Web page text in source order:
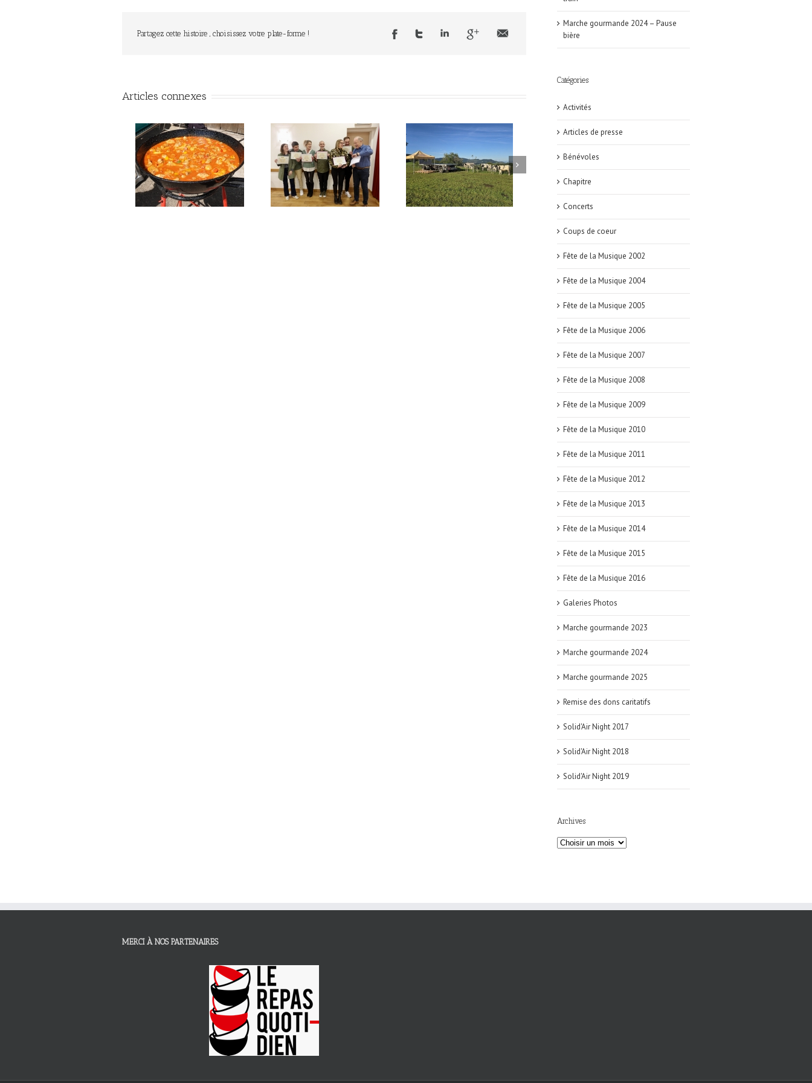
Partagez cette histoire , choisissez votre plate-forme !
Articles connexes
Marche gourmande 2024 – Pause
bière
Catégories
Activités
Articles de presse
Bénévoles
Chapitre
Concerts
Coups de coeur
Fête de la Musique 2002
Fête de la Musique 2004
Fête de la Musique 2005
Fête de la Musique 2006
Fête de la Musique 2007
Fête de la Musique 2008
Fête de la Musique 2009
Fête de la Musique 2010
Fête de la Musique 2011
Fête de la Musique 2012
Fête de la Musique 2013
Fête de la Musique 2014
Fête de la Musique 2015
Fête de la Musique 2016
Galeries Photos
Marche gourmande 2023
Marche gourmande 2024
Marche gourmande 2025
Remise des dons caritatifs
Solid'Air Night 2017
Solid'Air Night 2018
Solid'Air Night 2019
Archives
MERCI À NOS PARTENAIRES